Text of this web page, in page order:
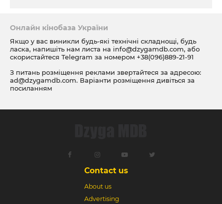
Онлайн кінобаза України
Якщо у вас виникли будь-які технічні складнощі, будь
ласка, напишіть нам листа на info@dzygamdb.com, або
скористайтеся Telegram за номером +38(096)889-21-91
З питань розміщення реклами звертайтеся за адресою:
ad@dzygamdb.com. Варіанти розміщення дивіться за
посиланням
Contact us
About us
Advertising